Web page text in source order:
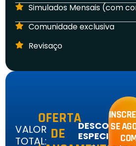
Simulados Mensais (com
Comunidade exclusiva
Revisaço
VALOR
TOTAL:
OFERTA
DE
DESCONTO
ESPECIAL:
SE